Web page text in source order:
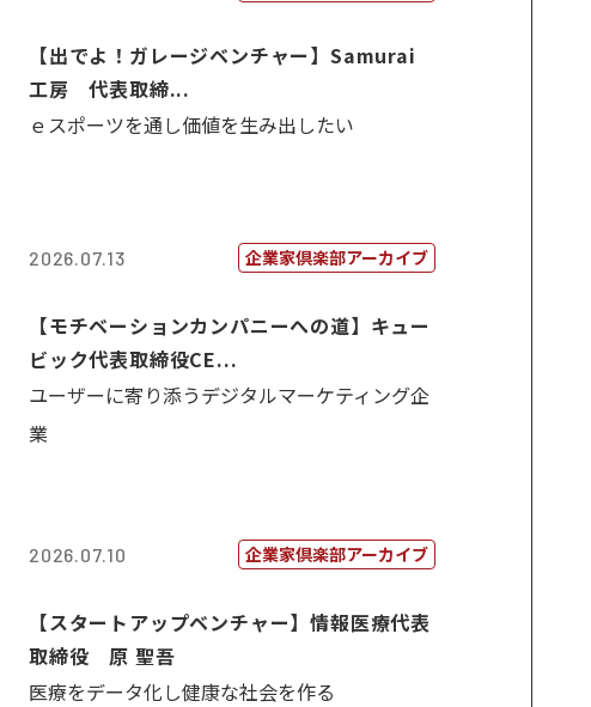
【出でよ！ガレージベンチャー】Samurai
工房 代表取締...
ｅスポーツを通し価値を生み出したい
2026.07.13 企業家倶楽部アーカイブ
【モチベーションカンパニーへの道】キュー
ビック代表取締役CE...
ユーザーに寄り添うデジタルマーケティング企
業
2026.07.10 企業家倶楽部アーカイブ
【スタートアップベンチャー】情報医療代表
取締役 原 聖吾
医療をデータ化し健康な社会を作る